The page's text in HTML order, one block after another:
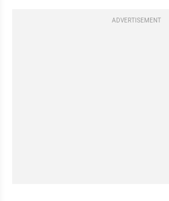
ADVERTISEMENT